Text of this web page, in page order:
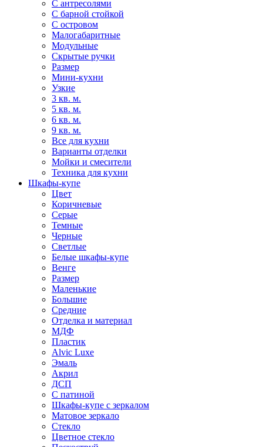
С антресолями
С барной стойкой
С островом
Малогабаритные
Модульные
Скрытые ручки
Размер
Мини-кухни
Узкие
3 кв. м.
5 кв. м.
6 кв. м.
9 кв. м.
Все для кухни
Варианты отделки
Мойки и смесители
Техника для кухни
Шкафы-купе
Цвет
Коричневые
Серые
Темные
Черные
Светлые
Белые шкафы-купе
Венге
Размер
Маленькие
Большие
Средние
Отделка и материал
МДФ
Пластик
Alvic Luxe
Эмаль
Акрил
ДСП
С патиной
Шкафы-купе с зеркалом
Матовое зеркало
Стекло
Цветное стекло